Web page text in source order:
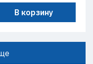
В корзину